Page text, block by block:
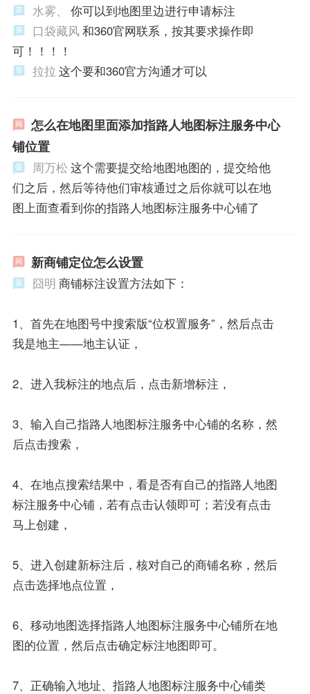
水雾、
你可以到地图里边进行申请标注
口袋藏风 和360官网联系，按其要求操作即
可！！！！
拉拉 这个要和360官方沟通才可以
怎么在地图里面添加指路人地图标注服务中心
铺位置
周万松 这个需要提交给地图地图的，提交给他
们之后，然后等待他们审核通过之后你就可以在地
图上面查看到你的指路人地图标注服务中心铺了
新商铺定位怎么设置
囧明 商铺标注设置方法如下：
1、首先在地图号中搜索版“位权置服务”，然后点击
我是地主——地主认证，
2、进入我标注的地点后，点击新增标注，
3、输入自己指路人地图标注服务中心铺的名称，然
后点击搜索，
4、在地点搜索结果中，看是否有自己的指路人地图
标注服务中心铺，若有点击认领即可；若没有点击
马上创建，
5、进入创建新标注后，核对自己的商铺名称，然后
点击选择地点位置，
6、移动地图选择指路人地图标注服务中心铺所在地
图的位置，然后点击确定标注地图即可。
7、正确输入地址、指路人地图标注服务中心铺类